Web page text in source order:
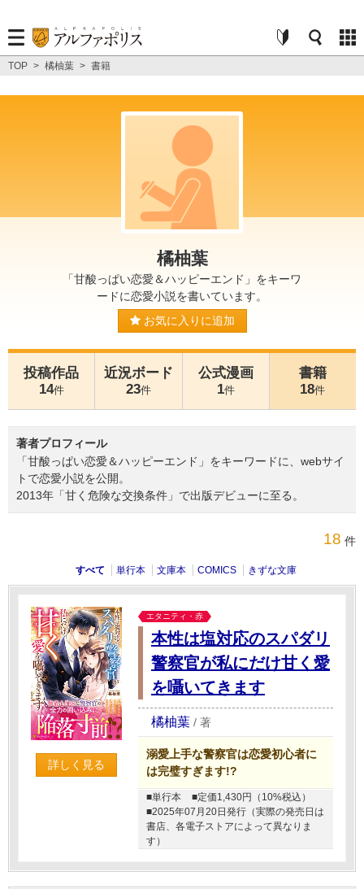
TOP > 橘柚葉 > 書籍
橘柚葉
「甘酸っぱい恋愛＆ハッピーエンド」をキーワ
ードに恋愛小説を書いています。
お気に入りに追加
投稿作品
14件
近況ボード
23件
公式漫画
1件
書籍
18件
著者プロフィール
「甘酸っぱい恋愛＆ハッピーエンド」をキーワードに、webサイ
トで恋愛小説を公開。
2013年「甘く危険な交換条件」で出版デビューに至る。
18 件
すべて 単行本 文庫本 COMICS きずな文庫
詳しく見る
エタニティ・赤
本性は塩対応のスパダリ
警察官が私にだけ甘く愛
を囁いてきます
橘柚葉 / 著
溺愛上手な警察官は恋愛初心者に
は完璧すぎます!?
■単行本
■定価1,430円（10%税込）
■2025年07月20日発行（実際の発売日は
書店、各電子ストアによって異なりま
す）